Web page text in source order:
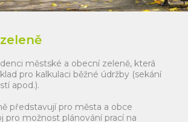
městské a obecní zeleně, která
pro kalkulaci běžné údržby (sekání
apod.).
představují pro města a obce
pro možnost plánování prací na